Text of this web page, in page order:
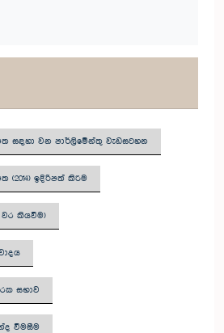
සඳහා වන පාර්ලිමේන්තු වැඩසටහන
ඉදිරිපත් කිරීම
වර කියවීම)
සභාව
වීමසීම